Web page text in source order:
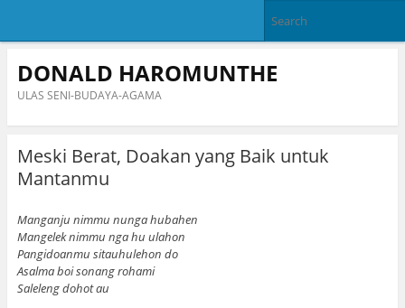
DONALD HAROMUNTHE
ULAS SENI-BUDAYA-AGAMA
Meski Berat, Doakan yang Baik untuk
Mantanmu
Manganju nimmu nunga hubahen
Mangelek nimmu nga hu ulahon
Pangidoanmu sitauhulehon do
Asalma boi sonang rohami
Saleleng dohot au